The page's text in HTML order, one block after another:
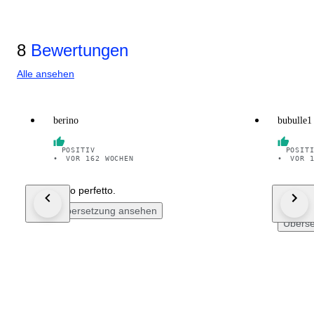
8 Bewertungen
Alle ansehen
berino
POSITIV
•
VOR 162 WOCHEN
Tutto perfetto.
Übersetzung ansehen
bubulle1
•
VOR
job!